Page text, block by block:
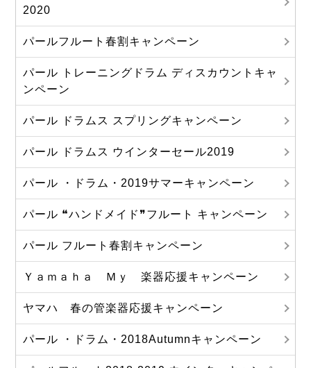
2020
パールフルート春割キャンペーン
パール トレーニングドラム ディスカウントキャ
ンペーン
パール ドラムス スプリングキャンペーン
パール ドラムス ウインターセール2019
パール ・ドラム・2019サマーキャンペーン
パール ❝ハンドメイド❞フルート キャンペーン
パール フルート春割キャンペーン
Ｙａｍａｈａ Ｍｙ 楽器応援キャンペーン
ヤマハ 春の管楽器応援キャンペーン
パール ・ドラム・2018Autumnキャンペーン